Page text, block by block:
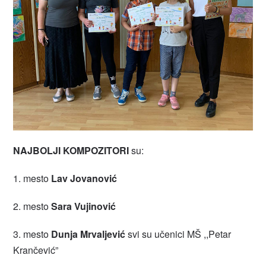
NAJBOLJI KOMPOZITORIsu:
1. mesto Lav Jovanović
2. mestoSara Vujinović
3. mesto Dunja Mrvaljevićsvi su učenici MŠ ,,Petar
Krančević”